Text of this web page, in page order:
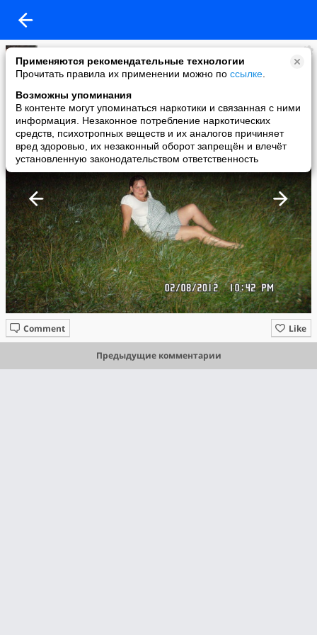
Применяются рекомендательные технологии
Прочитать правила их применении можно по ссылке
Возможны упоминания
В контенте могут упоминаться наркотики и связанная с ними
информация. Незаконное потребление наркотических
средств, психотропных веществ и их аналогов причиняет
вред здоровью, их незаконный оборот запрещён и влечёт
установленную законодательством ответственность
Наталья Ермакова
added a photo
11 Sep в 22:11
Like
Comment
Предыдущие комментарии